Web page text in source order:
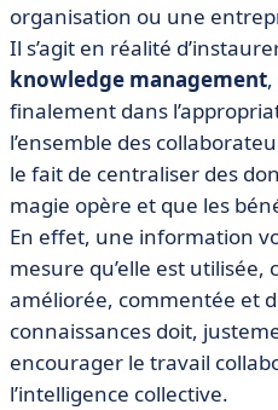
organisation ou une
Il s’agit en réalité
knowledge management
finalement dans
l’ensemble des
le fait de centraliser des
magie opère et que les
En effet, une information
mesure qu’elle est
améliorée, commentée et
connaissances doit,
encourager le travail
l’intelligence collective.